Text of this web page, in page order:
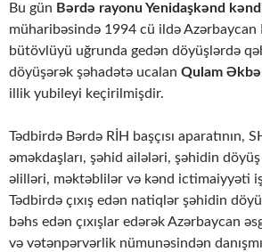
Bu gün Bərdə rayonu Yenidaşkənd
müharibəsində 1994 cü ildə Azərbaycan
bütövlüyü uğrunda gedən döyüşlərdə
döyüşərək şəhadətə ucalan Qulam
illik yubileyi keçirilmişdir.
Tədbirdə Bərdə RİH başçısı aparatının,
əməkdaşları, şəhid ailələri, şəhidin
əlilləri, məktəblilər və kənd ictimaiyyəti
Tədbirdə çıxış edən natiqlər şəhidin
bəhs edən çıxışlar edərək Azərbaycan
və vətənpərvərlik nümunəsindən